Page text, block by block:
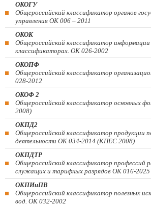
ОКОГУ
Общероссийский классификатор органов
управления ОК 006 – 2011
ОКОК
Общероссийский классификатор
классификаторах. ОК 026-2002
ОКОПФ
Общероссийский классификатор
028-2012
ОКОФ 2
Общероссийский классификатор основных
2008)
ОКПД2
Общероссийский классификатор продукции
деятельности ОК 034-2014 (КПЕС 2008)
ОКПДТР
Общероссийский классификатор профессий
служащих и тарифных разрядов ОК 016-2025
ОКПИиПВ
Общероссийский классификатор полезных
вод. ОК 032-2002